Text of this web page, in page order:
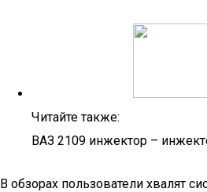
Читайте также:
ВАЗ 2109 инжектор –
В обзорах пользователи хвалят